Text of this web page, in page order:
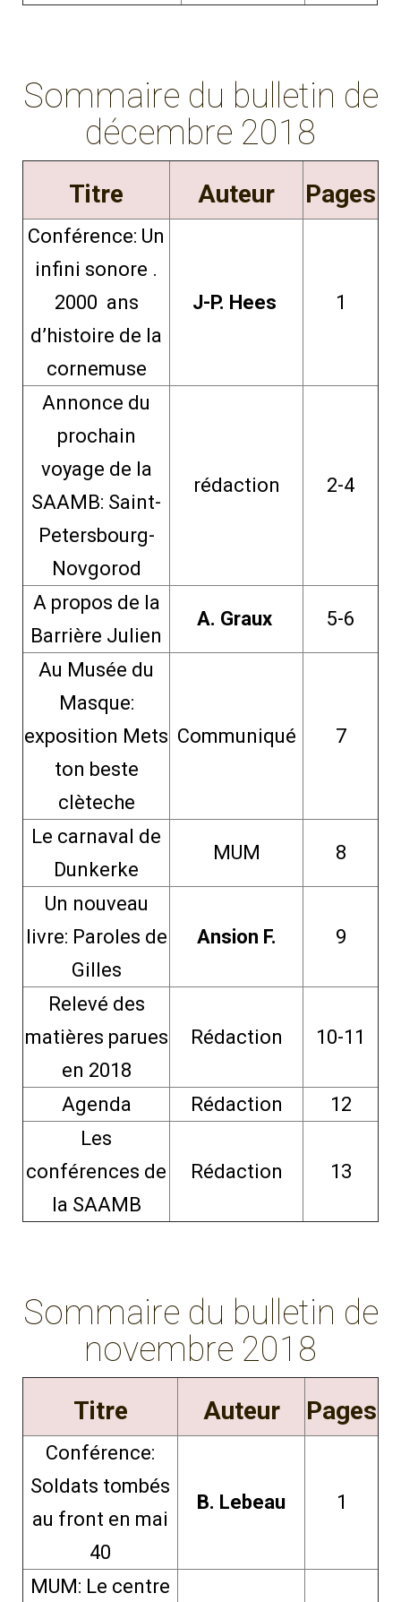
Sommaire du bulletin de
décembre 2018
Titre Auteur Pages
Conférence: Un
infini sonore .
2000 ans
d’histoire de la
cornemuse
J-P. Hees 1
Annonce du
prochain
voyage de la
SAAMB: Saint-
Petersbourg-
Novgorod
rédaction 2-4
A propos de la
Barrière Julien
A. Graux 5-6
Au Musée du
Masque:
exposition Mets
ton beste
clèteche
Communiqué 7
Le carnaval de
Dunkerke
MUM 8
Un nouveau
livre: Paroles de
Gilles
Ansion F. 9
Relevé des
matières parues
en 2018
Rédaction 10-11
Agenda Rédaction
12
Les
conférences de
la SAAMB
Rédaction 13
Sommaire du bulletin de
novembre 2018
Titre Auteur Pages
Conférence:
Soldats tombés
au front en mai
40
B. Lebeau 1
MUM: Le centre